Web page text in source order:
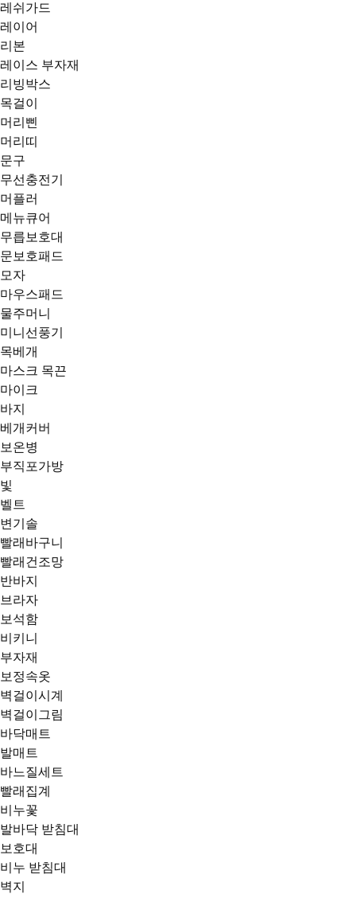
레쉬가드
레이어
리본
레이스 부자재
리빙박스
목걸이
머리삔
머리띠
문구
무선충전기
머플러
메뉴큐어
무릅보호대
문보호패드
모자
마우스패드
물주머니
미니선풍기
목베개
마스크 목끈
마이크
바지
베개커버
보온병
부직포가방
빛
벨트
변기솔
빨래바구니
빨래건조망
반바지
브라자
보석함
비키니
부자재
보정속옷
벽걸이시계
벽걸이그림
바닥매트
발매트
바느질세트
빨래집계
비누꽃
발바닥 받침대
보호대
비누 받침대
벽지